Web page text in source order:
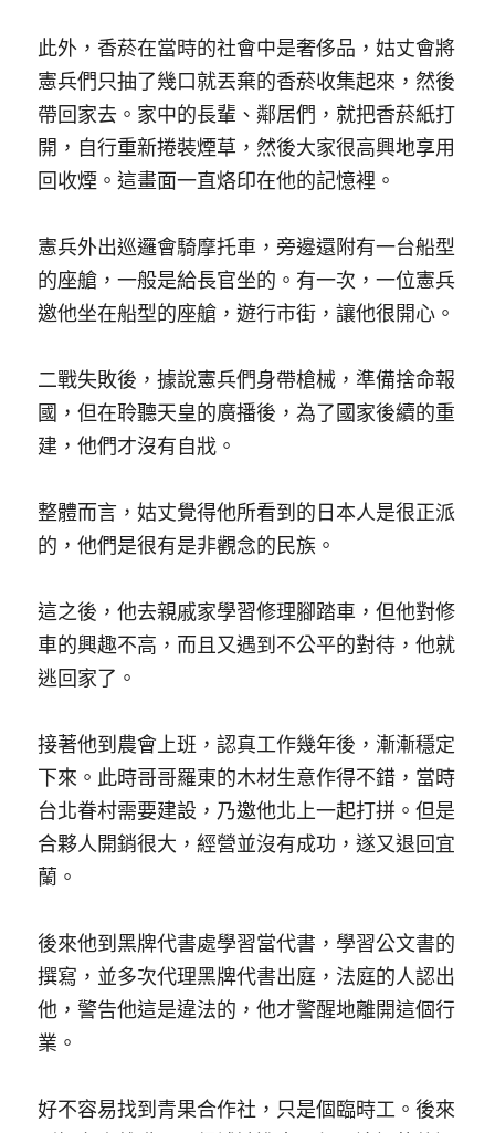
此外，香菸在當時的社會中是奢侈品，姑丈會將
憲兵們只抽了幾口就丟棄的香菸收集起來，然後
帶回家去。家中的長輩、鄰居們，就把香菸紙打
開，自行重新捲裝煙草，然後大家很高興地享用
回收煙。這畫面一直烙印在他的記憶裡。
憲兵外出巡邏會騎摩托車，旁邊還附有一台船型
的座艙，一般是給長官坐的。有一次，一位憲兵
邀他坐在船型的座艙，遊行市街，讓他很開心。
二戰失敗後，據說憲兵們身帶槍械，準備捨命報
國，但在聆聽天皇的廣播後，為了國家後續的重
建，他們才沒有自戕。
整體而言，姑丈覺得他所看到的日本人是很正派
的，他們是很有是非觀念的民族。
這之後，他去親戚家學習修理腳踏車，但他對修
車的興趣不高，而且又遇到不公平的對待，他就
逃回家了。
接著他到農會上班，認真工作幾年後，漸漸穩定
下來。此時哥哥羅東的木材生意作得不錯，當時
台北眷村需要建設，乃邀他北上一起打拼。但是
合夥人開銷很大，經營並沒有成功，遂又退回宜
蘭。
後來他到黑牌代書處學習當代書，學習公文書的
撰寫，並多次代理黑牌代書出庭，法庭的人認出
他，警告他這是違法的，他才警醒地離開這個行
業。
好不容易找到青果合作社，只是個臨時工。後來